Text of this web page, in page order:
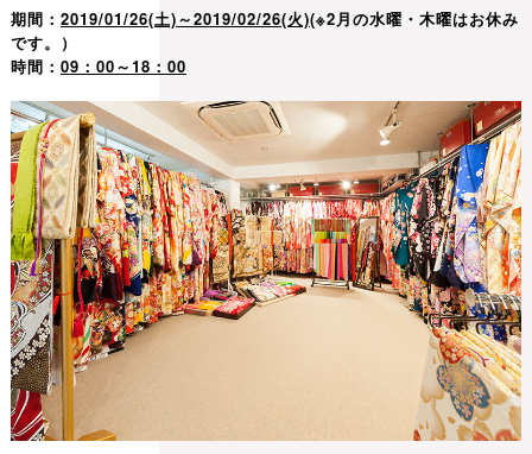
期間： 2019/01/26(土)～2019/02/26(火)(※2月の水曜・木曜はお休み
です。）
時間： 09：00～18：00